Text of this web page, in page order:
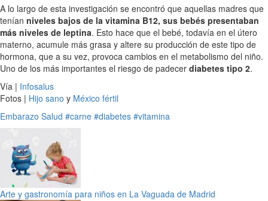
A lo largo de esta investigación se encontró que aquellas madres que
tenían niveles bajos de la vitamina B12, sus bebés presentaban
más niveles de leptina. Esto hace que el bebé, todavía en el útero
materno, acumule más grasa y altere su producción de este tipo de
hormona, que a su vez, provoca cambios en el metabolismo del niño.
Uno de los más importantes el riesgo de padecer diabetes tipo 2.
Vía | Infosalus
Fotos | Hijo sano y México fértil
Embarazo Salud #carne #diabetes #vitamina
Arte y gastronomía para niños en La Vaguada de Madrid